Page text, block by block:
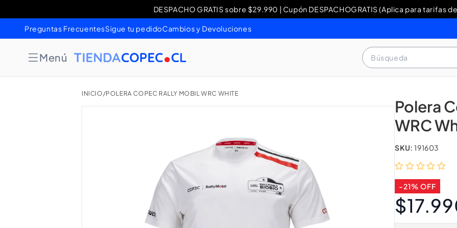
al contenido
DESPACHO GRATIS sobre $29.990 | Cupón DESPACHOGRATIS (Aplica para tarifas
Cambios y Devoluciones: contacto WhatsApp + 56 9 3460 4429 o al
Preguntas FrecuentesSigue tu pedidoCambios y Devoluciones
Menú Búsqueda
INICIO/POLERA COPEC RALLY MOBIL WRC WHITE
Polera
WRC
SKU: 191603
-21% OFF